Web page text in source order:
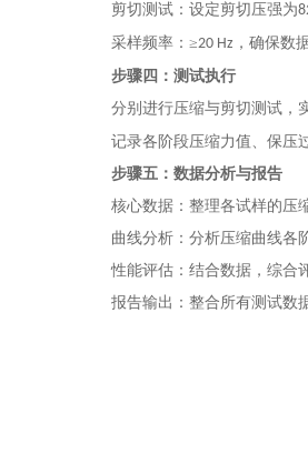
剪切测试：设定剪切压强为
采样频率： ≥20 Hz ，确保数
步骤四：测试执行
分别进行压缩与剪切测试，
记录各阶段压缩力值、保压
步骤五：数据分析与报告
核心数据：整理各试样的压
曲线分析：分析压缩曲线各
性能评估：结合数据，综合
报告输出：整合所有测试数